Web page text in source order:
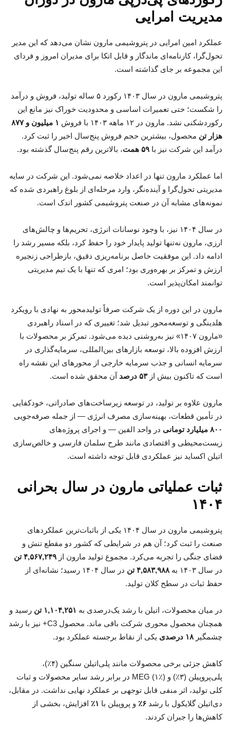
مدیریت امرایی
عملکرد امین امرایی در پتروشیمی مارون نشان می‌دهد که این مدیر
تحول‌گرا، کارنامه‌ای ماندگار و قابل اتکا برای مدیران امروز و فردای
این مجموعه بر جای گذاشته است.
پتروشیمی مارون در سال ۱۴۰۳ رکورد ۵ ساله تولید، فروش و درآمد
را شکست؛ حتی تعمیرات اساسی و محدودیت خوراک نیز مانع این
رکوردشکنی نشد. مارون در ۱۲ ماهه ۱۴۰۳ با فروش
۱ میلیون و ۸۷۷
هزار تن محصول، بیشترین حجم فروش پنج‌سال اخیر را ثبت کرد.
درآمد این شرکت نیز با ۵۹ همت ، بالاترین رقم پنج‌سال گذشته بود.
اما عملکرد مارون تنها در اعداد خلاصه نمی‌شود. این شرکت در سایه
مدیریتی تحول‌گرا و آینده‌نگر، وارد مرحله‌ای از بلوغ راهبردی شده که
نمونه‌های مشابه آن در صنعت پتروشیمی کشور اندک است.
در سال ۱۴۰۴ نیز، با وجود نوسانات انرژی، تحریم‌ها و چالش‌های
ارزی، مارون نه‌تنها تولید پایدار خود را حفظ کرد، بلکه مسیر رشد را
ادامه داد. این موفقیت حاصل برنامه‌ریزی دقیق، بازطراحی زنجیره
ارزش و تمرکز بر بهره‌وری بود؛ امری که تنها با یک تیم مدیریتی
توانمند امکان‌پذیر است.
مارون در این دوره از یک شرکت صرفاً تولیدمحور به نهادی با رویکرد
هلدینگی و توسعه‌محور تبدیل شد؛ تغییری که در اسناد راهبردی
«مارون ۱۴۰۷» نیز به‌روشنی دیده می‌شود. تمرکز بر محصولات با
ارزش افزوده بالا، توسعه بازارهای بین‌المللی، سرمایه‌گذاری در
سرمایه انسانی و جذب سرمایه خارجی از محورهای این نقشه راه
است که تاکنون بیش از۵۳ درصد آن محقق شده است.
مارون علاوه بر تولید، در توسعه زیرساخت‌های صادراتی، خودکفایی
در تأمین قطعات، بهینه‌سازی مصرف انرژی — از جمله صرفه‌جویی
۸۰۰ میلیارد تومانی
در واحد الفین — و اجرای پروژه‌های
زیست‌محیطی و اقتصادی مانند طرح سلمان فارسی و خالص‌سازی
اتیلن اکساید نیز عملکردی قابل توجه داشته است.
ثبات عملیاتی مارون در سال بحرانی
۱۴۰۴
پتروشیمی مارون در سال ۱۴۰۴ یکی از باثبات‌ترین عملکردهای
صنعت را ثبت کرد؛ آن هم در شرایطی که کشور دو مقطع تنش و
فضای جنگی را تجربه می‌کرد. مجموع تولید مارون از ۴,۵۶۷,۲۴۹ تن
در سال ۱۴۰۳ به
۴,۵۸۳,۹۸۸ تن
در سال ۱۴۰۴ رسید؛ نشانه‌ای از
حفظ ثبات در سطح کلان تولید.
در میان محصولات، اتیلن با رشد یک‌درصدی به ۱,۱۰۴,۲۵۱ تن
رسید و
همچنان محصول محوری شرکت باقی ماند. محصول C3+ نیز با رشد
چشمگیر ۱۸ درصدی یکی از نقاط برجسته عملکرد بود.
کاهش جزئی برخی محصولات مانند پلی‌اتیلن سنگین (۴٪)،
پلی‌پروپیلن (۳٪) و MEG (۱٪) در برابر رشد سایر محصولات و ثبات
کلی تولید، اثر منفی قابل توجهی بر عملکرد نهایی نداشت. در مقابل،
دی‌اتیلن گلایکول با رشد ۶٪ و پروپیلن با ۱٪
افزایش، بخشی از
کاهش‌ها را جبران کردند.